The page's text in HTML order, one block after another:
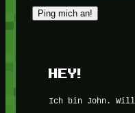
HEY!
Ich bin John.